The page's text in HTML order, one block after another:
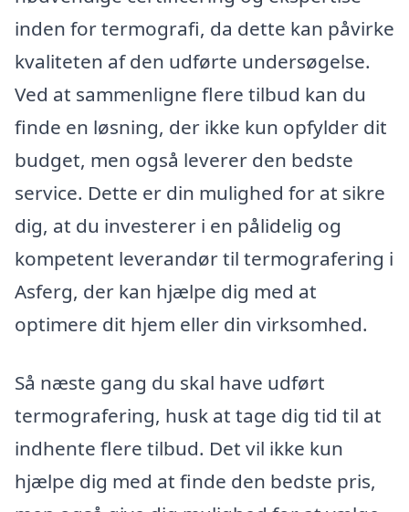
inden for termografi, da dette kan påvirke
kvaliteten af den udførte undersøgelse.
Ved at sammenligne flere tilbud kan du
finde en løsning, der ikke kun opfylder dit
budget, men også leverer den bedste
service. Dette er din mulighed for at sikre
dig, at du investerer i en pålidelig og
kompetent leverandør til termografering i
Asferg, der kan hjælpe dig med at
optimere dit hjem eller din virksomhed.
Så næste gang du skal have udført
termografering, husk at tage dig tid til at
indhente flere tilbud. Det vil ikke kun
hjælpe dig med at finde den bedste pris,